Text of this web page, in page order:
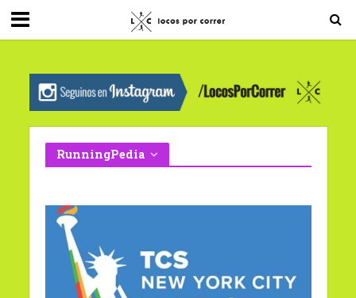
G-0X2PD3RFLV
RunningPedia